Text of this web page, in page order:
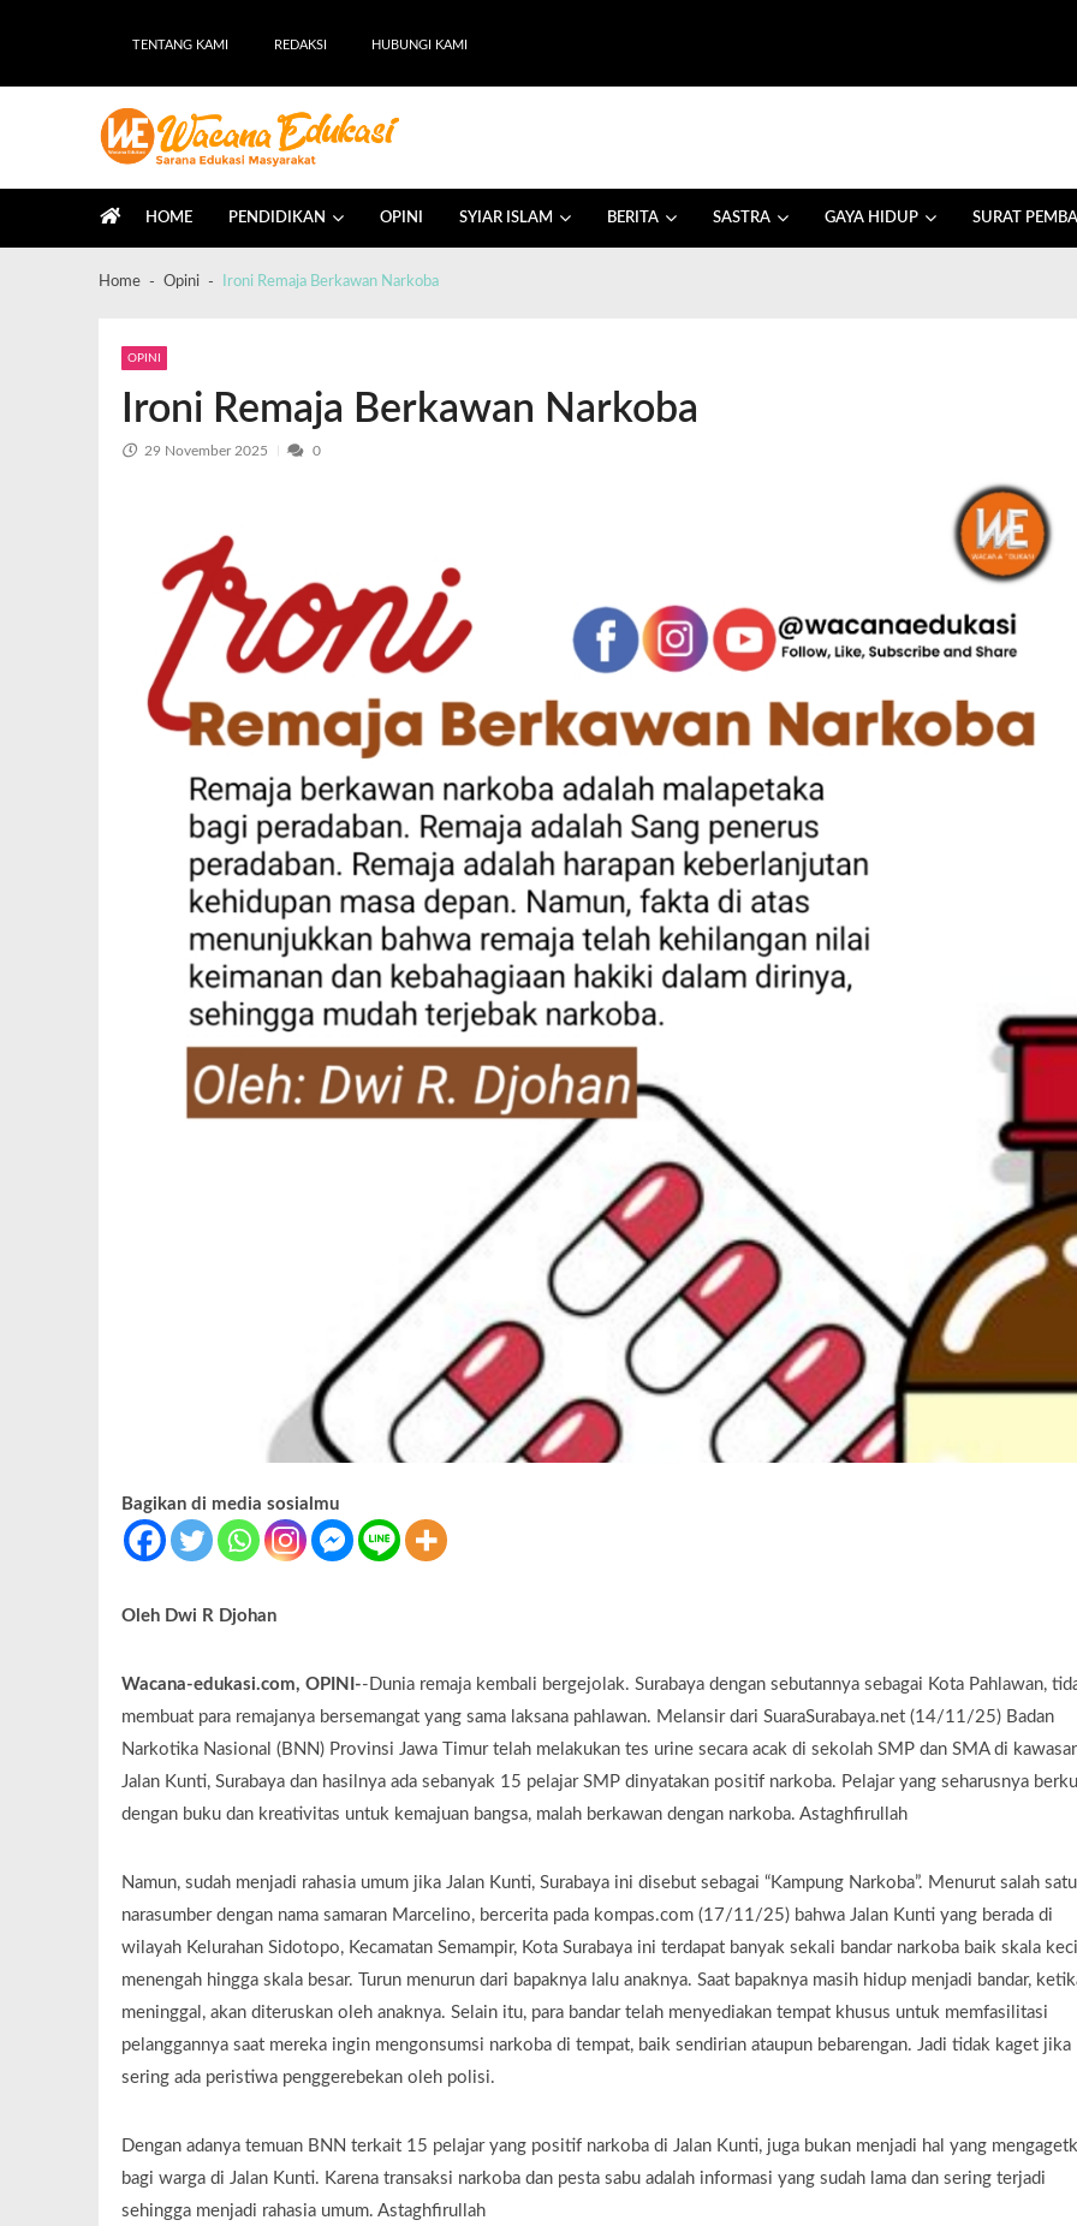
TENTANG KAMI REDAKSI HUBUNGI KAMI
HOME PENDIDIKAN OPINI SYIAR ISLAM BERITA SASTRA GAYA HIDUP SURAT
Home Opini Ironi Remaja Berkawan Narkoba
OPINI
Ironi Remaja Berkawan Narkoba
29 November 2025 0
Bagikan di media sosialmu
Oleh Dwi R Djohan
Wacana-edukasi.com, OPINI--Dunia remaja kembali bergejolak. Surabaya dengan sebutannya sebagai Kota Pahlawan,
membuat para remajanya bersemangat yang sama laksana pahlawan. Melansir dari SuaraSurabaya.net (14/11/25) Badan
Narkotika Nasional (BNN) Provinsi Jawa Timur telah melakukan tes urine secara acak di sekolah SMP dan SMA di
Jalan Kunti, Surabaya dan hasilnya ada sebanyak 15 pelajar SMP dinyatakan positif narkoba. Pelajar yang seharusnya
dengan buku dan kreativitas untuk kemajuan bangsa, malah berkawan dengan narkoba. Astaghfirullah
Namun, sudah menjadi rahasia umum jika Jalan Kunti, Surabaya ini disebut sebagai “Kampung Narkoba”. Menurut salah satu
narasumber dengan nama samaran Marcelino, bercerita pada kompas.com (17/11/25) bahwa Jalan Kunti yang berada di
wilayah Kelurahan Sidotopo, Kecamatan Semampir, Kota Surabaya ini terdapat banyak sekali bandar narkoba baik skala
menengah hingga skala besar. Turun menurun dari bapaknya lalu anaknya. Saat bapaknya masih hidup menjadi bandar,
meninggal, akan diteruskan oleh anaknya. Selain itu, para bandar telah menyediakan tempat khusus untuk memfasilitasi
pelanggannya saat mereka ingin mengonsumsi narkoba di tempat, baik sendirian ataupun bebarengan. Jadi tidak kaget jika
sering ada peristiwa penggerebekan oleh polisi.
Dengan adanya temuan BNN terkait 15 pelajar yang positif narkoba di Jalan Kunti, juga bukan menjadi hal yang
bagi warga di Jalan Kunti. Karena transaksi narkoba dan pesta sabu adalah informasi yang sudah lama dan sering terjadi
sehingga menjadi rahasia umum. Astaghfirullah